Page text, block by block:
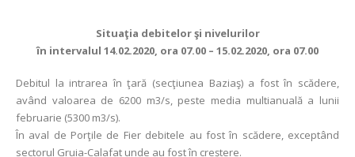
Situaţia debitelor şi nivelurilor
în intervalul 14.02.2020, ora 07.00 – 15.02.2020, ora 07.00
Debitul la intrarea în ţară (secţiunea Baziaş) a fost în scădere,
având valoarea de 6200 m3/s, peste media multianuală a lunii
februarie (5300 m3/s).
În aval de Porţile de Fier debitele au fost în scădere, exceptând
sectorul Gruia-Calafat unde au fost în creștere.